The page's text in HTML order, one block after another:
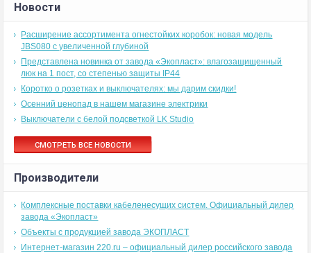
Новости
Расширение ассортимента огнестойких коробок: новая модель
JBS080 с увеличенной глубиной
Представлена новинка от завода «Экопласт»: влагозащищенный
люк на 1 пост, со степенью защиты IP44
Коротко о розетках и выключателях: мы дарим скидки!
Осенний ценопад в нашем магазине электрики
Выключатели с белой подсветкой LK Studio
СМОТРЕТЬ ВСЕ НОВОСТИ
Производители
Комплексные поставки кабеленесущих систем. Официальный дилер
завода «Экопласт»
Объекты с продукцией завода ЭКОПЛАСТ
Интернет-магазин 220.ru – официальный дилер российского завода